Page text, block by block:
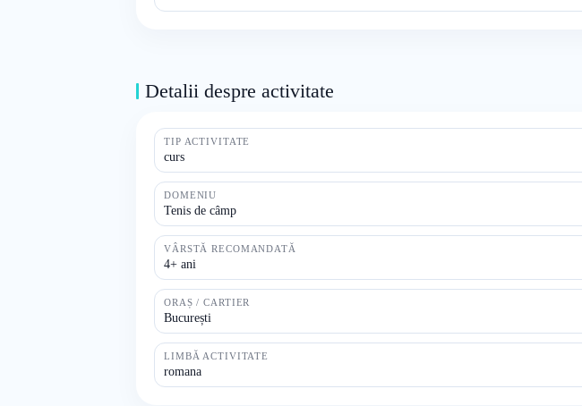
Detalii despre activitate
TIP ACTIVITATE
curs
DOMENIU
Tenis de câmp
VÂRSTĂ RECOMANDATĂ
4+ ani
ORAȘ / CARTIER
București
LIMBĂ ACTIVITATE
romana